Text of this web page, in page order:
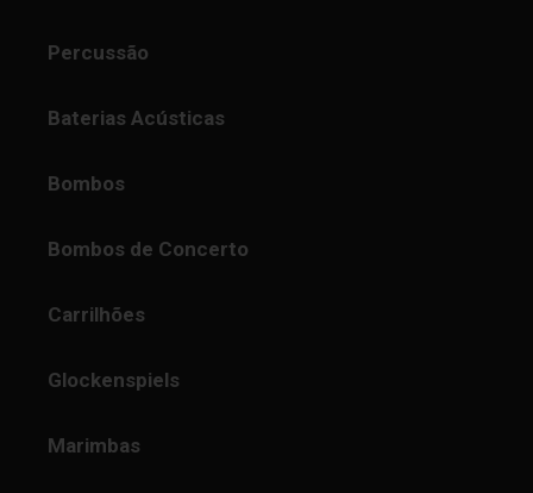
Percussão
Baterias Acústicas
Bombos
Bombos de Concerto
Carrilhões
Glockenspiels
Marimbas